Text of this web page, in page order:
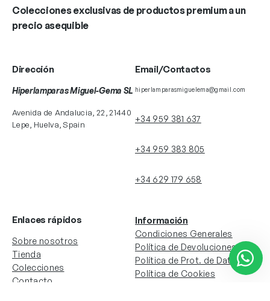
Colecciones exclusivas de productos premium a un
precio asequible
Dirección
Hiperlamparas Miguel-Gema SL
Avenida de Andalucia, 22, 21440
Lepe, Huelva, Spain
Email/Contactos
hiperlamparasmiguelema@gmail.com
+34 959 381 637
+34 959 383 805
+34 629 179 658
Enlaces rápidos
Sobre nosotros
Tienda
Colecciones
Contacto
Información
Condiciones Generales
Política de Devoluciones
Política de Prot. de Datos
Política de Cookies